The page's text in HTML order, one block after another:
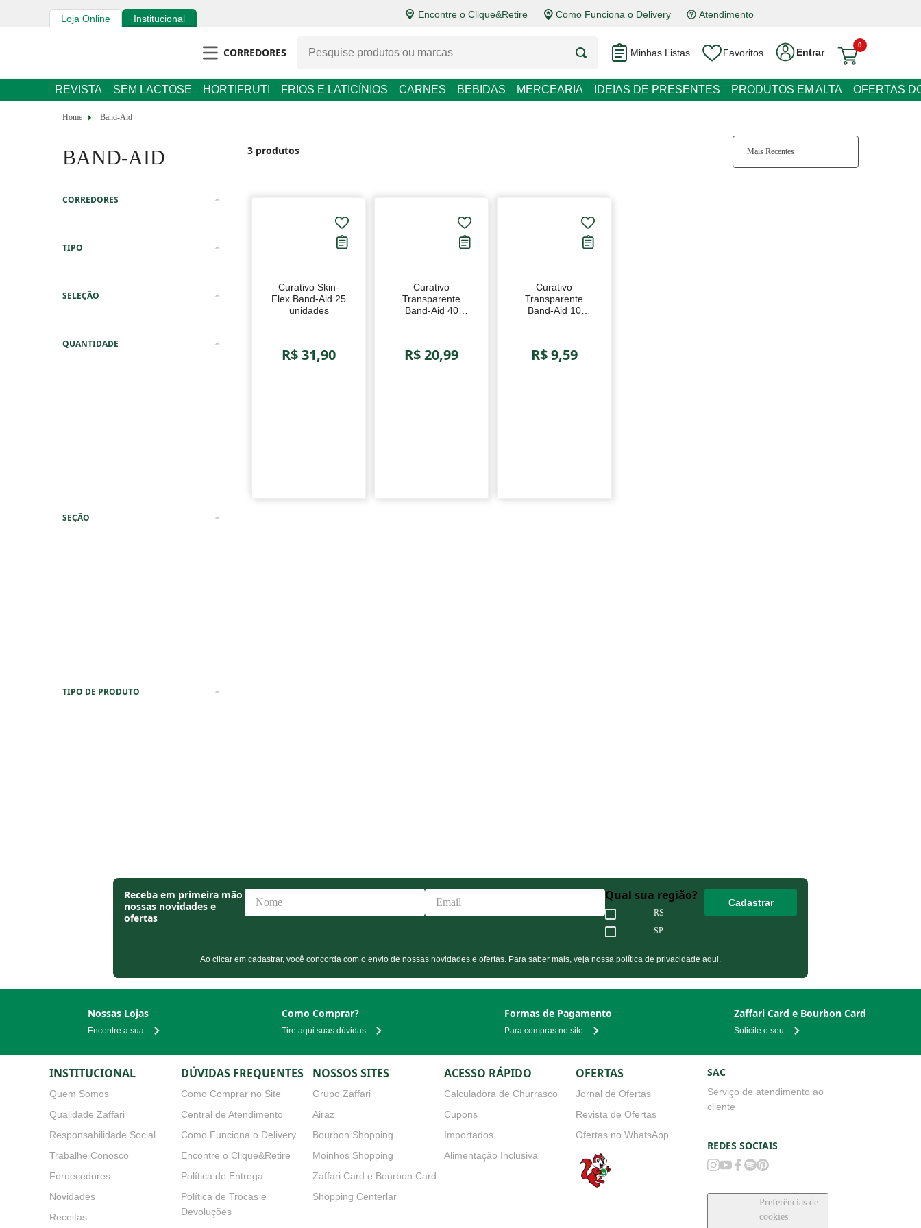
Loja Online Institucional Encontre o Clique&Retire Como Funciona o Delivery Atendimento
CORREDORES Minhas Listas Favoritos Entrar
0
REVISTA SEM LACTOSE HORTIFRUTI FRIOS E LATICÍNIOS CARNES BEBIDAS MERCEARIA IDEIAS DE PRESENTES PRODUTOS EM ALTA OFERTAS DO DIA
Band-Aid
BAND-AID
QUANTIDADE
SEÇÃO
TIPO DE PRODUTO
3 produtos Mais Recentes
Curativo Skin-Flex
Band-Aid 25
unidades
R$ 31,90
Curativo
Transparente
Band-Aid 40
R$ 20,99
Curativo
Transparente
Band-Aid 10
R$ 9,59
Receba em primeira mão
nossas novidades e
ofertas
Qual sua região?
RS
SP
Cadastrar
Ao clicar em cadastrar, você concorda com o envio de nossas novidades e ofertas. Para saber mais,veja nossa política de privacidade aqui.
Nossas Lojas
Encontre a sua
Como Comprar?
Tire aqui suas dúvidas
Formas de Pagamento
Para compras no site
Zaffari Card e Bourbon Card
Solicite o seu
INSTITUCIONAL
Quem Somos
Qualidade Zaffari
Responsabilidade Social
Trabalhe Conosco
Fornecedores
Novidades
Receitas
DÚVIDAS FREQUENTES
Como Comprar no Site
Central de Atendimento
Como Funciona o Delivery
Encontre o Clique&Retire
Política de Entrega
Política de Trocas e Devoluções
Política de Cancelamento e
NOSSOS SITES
Grupo Zaffari
Airaz
Bourbon Shopping
Moinhos Shopping
Zaffari Card e Bourbon Card
Shopping Centerlar
ACESSO RÁPIDO
Calculadora de Churrasco
Cupons
Importados
Alimentação Inclusiva
OFERTAS
Jornal de Ofertas
Revista de Ofertas
Ofertas no WhatsApp
SAC
Serviço de atendimento ao
cliente
REDES SOCIAIS
Preferências de
cookies